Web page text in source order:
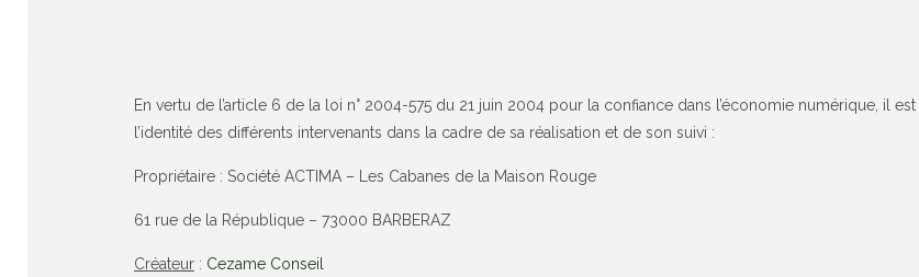
En vertu de l’article 6 de la loi n° 2004-575 du 21 juin 2004 pour la confiance dans l’économie numérique, il
l’identité des différents intervenants dans la cadre de sa réalisation et de son suivi :
Propriétaire : Société ACTIMA – Les Cabanes de la Maison Rouge
61 rue de la République – 73000 BARBERAZ
Créateur : Cezame Conseil